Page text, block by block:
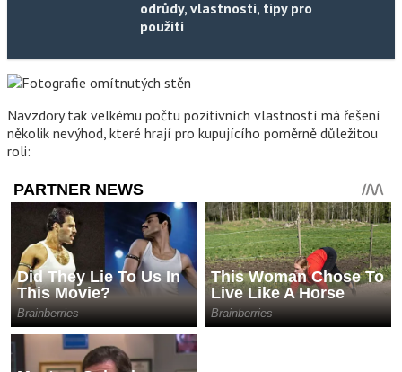
odrůdy, vlastnosti, tipy pro
použití
Navzdory tak velkému počtu pozitivních vlastností má řešení
několik nevýhod, které hrají pro kupujícího poměrně důležitou
roli: